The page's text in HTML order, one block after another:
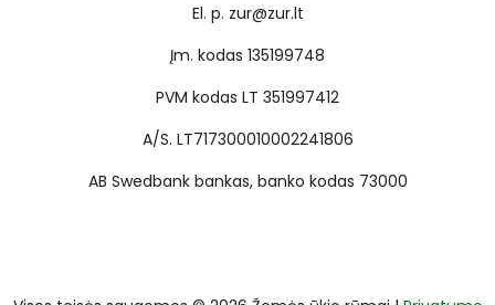
El. p. zur@zur.lt
Įm. kodas 135199748
PVM kodas LT 351997412
A/S. LT717300010002241806
AB Swedbank bankas, banko kodas 73000